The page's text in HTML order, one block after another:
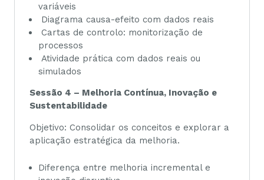
variáveis
Diagrama causa-efeito com dados reais
Cartas de controlo: monitorização de
processos
Atividade prática com dados reais ou
simulados
Sessão 4 – Melhoria Contínua, Inovação e
Sustentabilidade
Objetivo: Consolidar os conceitos e explorar a
aplicação estratégica da melhoria.
Diferença entre melhoria incremental e